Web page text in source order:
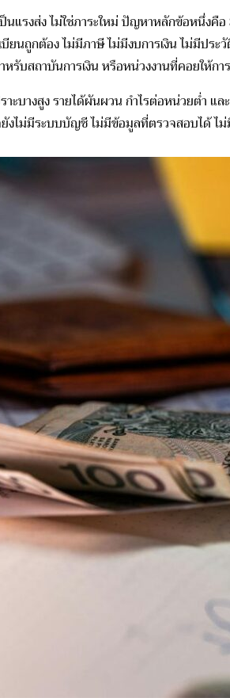
นแรงส่ง ไม่ใช่ภาระใหม่ ปัญหาหลักข้อหนึ่งคื
บียนถูกต้อง ไม่มีภาษี ไม่มีงบการเงิน ไม่มีป
หรับสถาบันการเงิน หรือหน่วงงานที่คอยให้กา
าะบางสูง รายได้ผันผวน กำไรต่อหน่วยต่ำ แ
งไม่มีระบบบัญชี ไม่มีข้อมูลที่ตรวจสอบได้ ไม่